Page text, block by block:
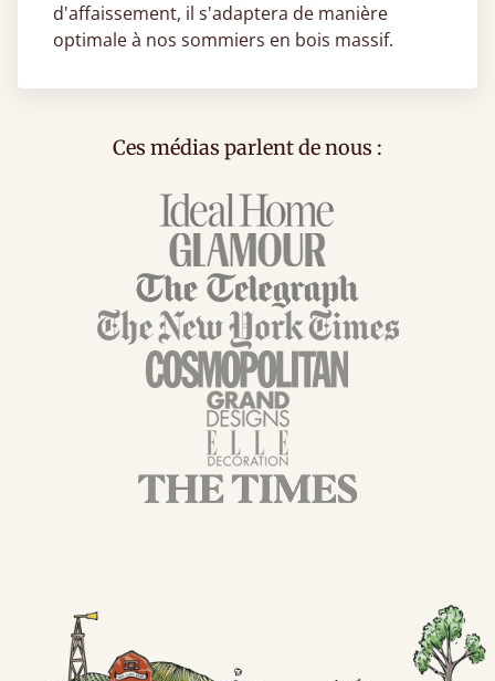
d'affaissement, il s'adaptera de manière
optimale à nos sommiers en bois massif.
Ces médias parlent de nous :